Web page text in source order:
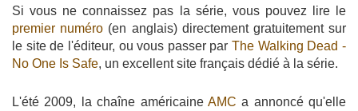
Si vous ne connaissez pas la série, vous pouvez lire le
premier numéro (en anglais) directement gratuitement sur
le site de l'éditeur, ou vous passer parThe Walking Dead -
No One Is Safe, un excellent site français dédié à la série.
L'été 2009, la chaîne américaine AMC a annoncé qu'elle